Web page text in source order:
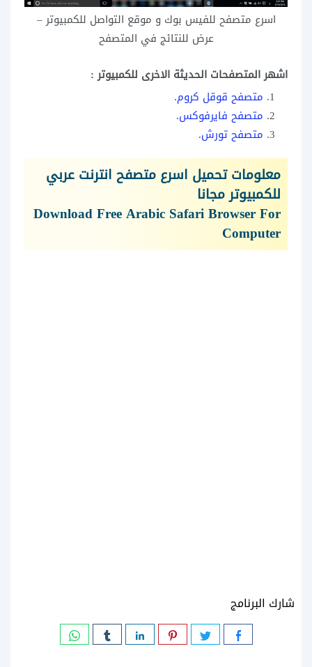
اسرع متصفح للفيس بوك و موقع التواصل للكمبيوتر –
عرض للنتائج في المتصفح
اشهر المتصفحات الحديثة الاخرى للكمبيوتر :
متصفح قوقل كروم.
متصفح فايرفوكس.
متصفح تورش.
معلومات تحميل اسرع متصفح انترنت عربي
للكمبيوتر مجانا
Download Free Arabic Safari Browser For
Computer
شارك البرنامج